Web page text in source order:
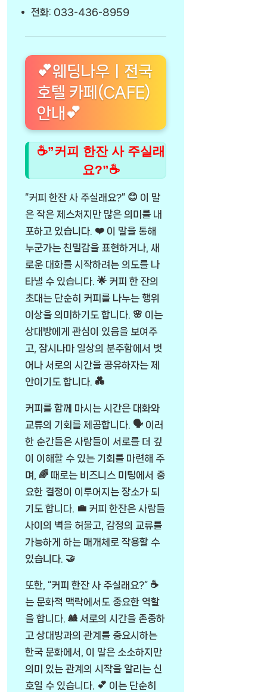
전화: 033-436-8959
💕웨딩나우ㅣ전국
호텔 카페(CAFE)
안내💕
☕”커피 한잔 사 주실래
요?”☕
“커피 한잔 사 주실래요?” 😊 이 말
은 작은 제스처지만 많은 의미를 내
포하고 있습니다. ❤️ 이 말을 통해
누군가는 친밀감을 표현하거나, 새
로운 대화를 시작하려는 의도를 나
타낼 수 있습니다. 🌟 커피 한 잔의
초대는 단순히 커피를 나누는 행위
이상을 의미하기도 합니다. 🌸 이는
상대방에게 관심이 있음을 보여주
고, 잠시나마 일상의 분주함에서 벗
어나 서로의 시간을 공유하자는 제
안이기도 합니다. 💑
커피를 함께 마시는 시간은 대화와
교류의 기회를 제공합니다. 🗣️ 이러
한 순간들은 사람들이 서로를 더 깊
이 이해할 수 있는 기회를 마련해 주
며, 🌈 때로는 비즈니스 미팅에서 중
요한 결정이 이루어지는 장소가 되
기도 합니다. 💼 커피 한잔은 사람들
사이의 벽을 허물고, 감정의 교류를
가능하게 하는 매개체로 작용할 수
있습니다. 🤝
또한, “커피 한잔 사 주실래요?” ☕
는 문화적 맥락에서도 중요한 역할
을 합니다. 🎎 서로의 시간을 존중하
고 상대방과의 관계를 중요시하는
한국 문화에서, 이 말은 소소하지만
의미 있는 관계의 시작을 알리는 신
호일 수 있습니다. 💕 이는 단순히